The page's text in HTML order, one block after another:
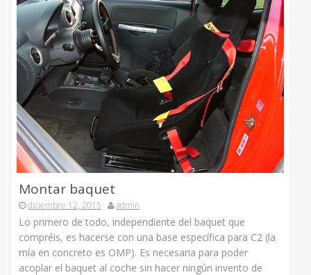
Montar baquet
diciembre 12, 2015 admin
Lo primero de todo, independiente del baquet que
compréis, es hacerse con una base específica para C2 (la
mía en concreto es OMP). Es necesaria para poder
acoplar el baquet al coche sin hacer ningún invento de